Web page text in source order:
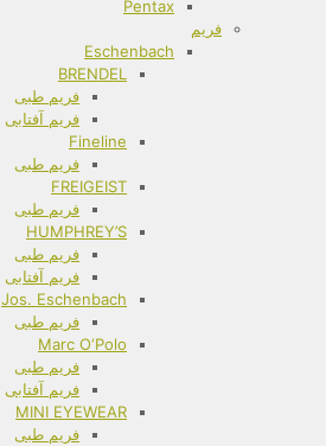
Pentax
فریم
Eschenbach
BRENDEL
فریم طبی
فریم آفتابی
Fineline
فریم طبی
FREIGEIST
فریم طبی
HUMPHREY’S
فریم طبی
فریم آفتابی
Jos. Eschenbach
فریم طبی
Marc O‘Polo
فریم طبی
فریم آفتابی
MINI EYEWEAR
فریم طبی